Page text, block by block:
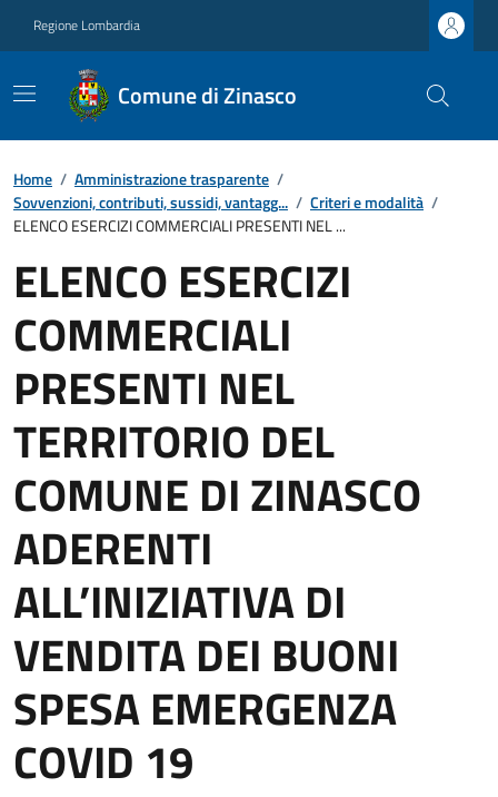
Regione Lombardia
Comune di Zinasco
Home / Amministrazione trasparente /
Sovvenzioni, contributi, sussidi, vantagg... / Criteri e modalità /
ELENCO ESERCIZI COMMERCIALI PRESENTI NEL ...
ELENCO ESERCIZI
COMMERCIALI
PRESENTI NEL
TERRITORIO DEL
COMUNE DI ZINASCO
ADERENTI
ALL’INIZIATIVA DI
VENDITA DEI BUONI
SPESA EMERGENZA
COVID 19